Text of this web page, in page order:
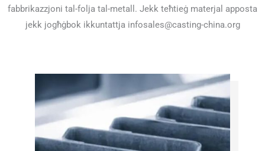
fabbrikazzjoni tal-folja tal-metall. Jekk teħtieġ materjal apposta
jekk jogħġbok ikkuntattja infosales@casting-china.org